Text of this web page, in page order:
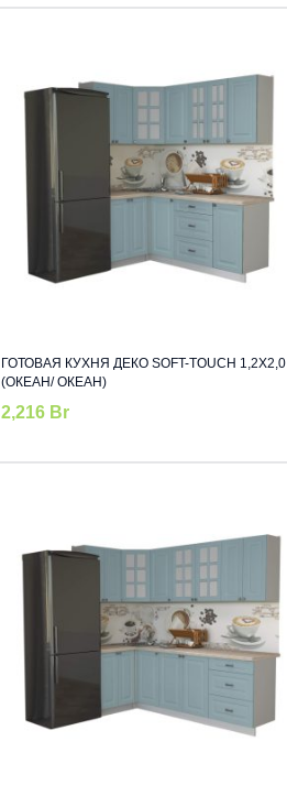
ГОТОВАЯ КУХНЯ ДЕКО SOFT-TOUCH 1,2Х2,0
(ОКЕАН/ ОКЕАН)
2,216 Br